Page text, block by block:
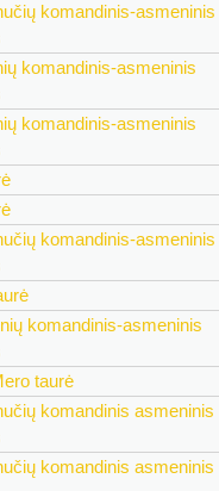
komandinis-asmeninis
komandinis-asmeninis
komandinis-asmeninis
komandinis-asmeninis
komandinis-asmeninis
taurė
komandinis asmeninis
komandinis asmeninis